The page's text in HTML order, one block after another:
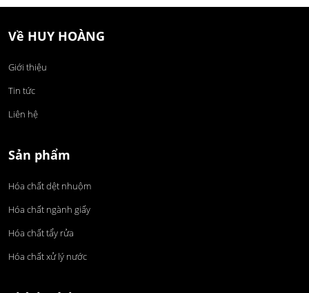
Về HUY HOÀNG
Giới thiệu
Tin tức
Liên hệ
Sản phẩm
Hóa chất dệt nhuộm
Hóa chất ngành giấy
Hóa chất tẩy rửa
Hóa chất xử lý nước